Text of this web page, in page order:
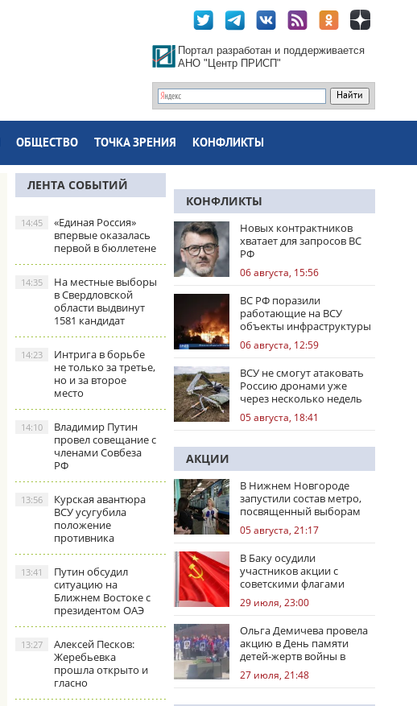
Портал разработан и поддерживается
АНО "Центр ПРИСП"
ОБЩЕСТВО ТОЧКА ЗРЕНИЯ КОНФЛИКТЫ
ЛЕНТА СОБЫТИЙ
«Единая Россия»
впервые оказалась
первой в бюллетене
14:45
На местные выборы
в Свердловской
области выдвинут
1581 кандидат
14:35
Интрига в борьбе
не только за третье,
но и за второе
место
14:23
Владимир Путин
провел совещание с
членами Совбеза
РФ
14:10
Курская авантюра
ВСУ усугубила
положение
противника
13:56
Путин обсудил
ситуацию на
Ближнем Востоке с
президентом ОАЭ
13:41
Алексей Песков:
Жеребьевка
прошла открыто и
гласно
13:27
КОНФЛИКТЫ
Новых контрактников
хватает для запросов ВС
РФ
06 августа, 15:56
ВС РФ поразили
работающие на ВСУ
объекты инфраструктуры
и центры логистики
06 августа, 12:59
ВСУ не смогут атаковать
Россию дронами уже
через несколько недель
05 августа, 18:41
АКЦИИ
В Нижнем Новгороде
запустили состав метро,
посвященный выборам
05 августа, 21:17
В Баку осудили
участников акции с
советскими флагами
29 июля, 23:00
Ольга Демичева провела
акцию в День памяти
детей-жертв войны в
Донбассе
27 июля, 21:48